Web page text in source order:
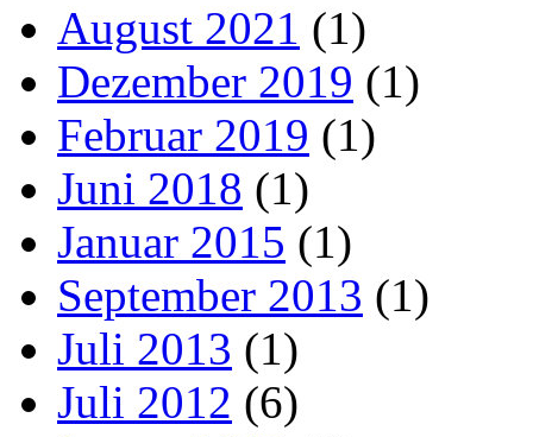
August 2021 (1)
Dezember 2019 (1)
Februar 2019 (1)
Juni 2018 (1)
Januar 2015 (1)
September 2013 (1)
Juli 2013 (1)
Juli 2012 (6)